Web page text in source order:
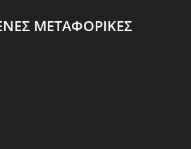
ΜΕΤΑΦΟΡΙΚΕΣ